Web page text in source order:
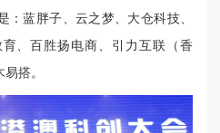
：蓝胖子、云之梦、大仓科技、
、百胜扬电商、引力互联（香
搭。